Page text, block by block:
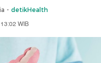
- detikHealth
WIB